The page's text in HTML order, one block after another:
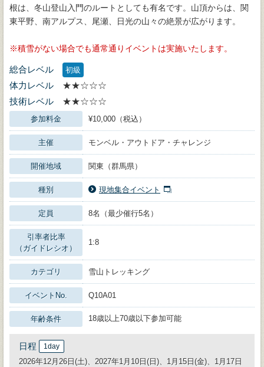
根は、冬山登山入門のルートとしても有名です。山頂からは、関
東平野、南アルプス、尾瀬、日光の山々の絶景が広がります。
積雪がない場合でも通常通りイベントは実施いたします。
総合レベル 初級
体力レベル
★★☆☆☆
技術レベル
★★☆☆☆
参加料金 ¥10,000（税込）
主催 モンベル・アウトドア・チャレンジ
開催地域 関東（群馬県）
種別 現地集合イベント
定員 8名（最少催行5名）
引率者比率
（ガイドレシオ）
1:8
カテゴリ 雪山トレッキング
イベントNo. Q10A01
年齢条件 18歳以上70歳以下参加可能
日程 1day
2026年12月26日(土)、2027年1月10日(日)、1月15日(金)、1月17日